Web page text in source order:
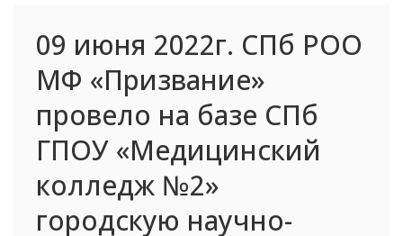
09 июня 2022г. СПб РОО
МФ «Призвание»
провело на базе СПб
ГПОУ «Медицинский
колледж №2»
городскую научно-